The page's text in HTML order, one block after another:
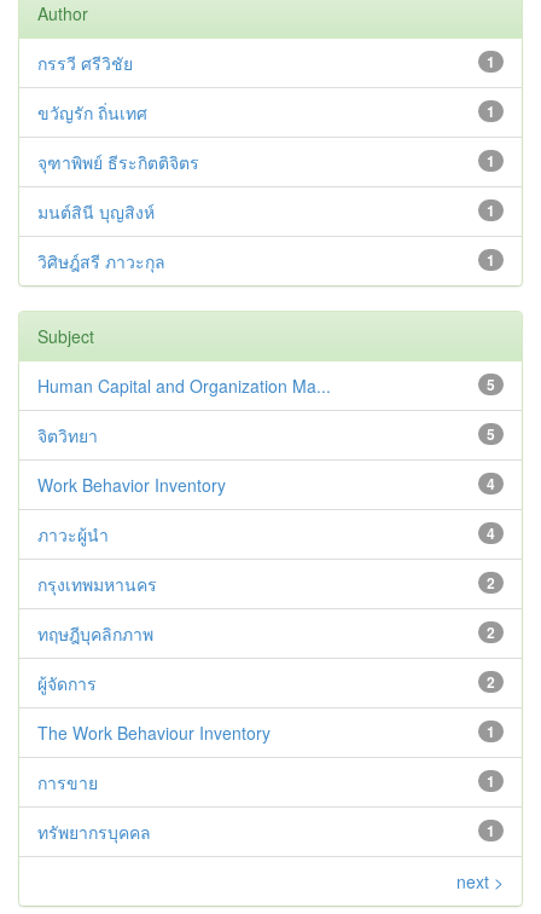
Author
1
กรรวี ศรีวิชัย
1
ขวัญรัก ถิ่นเทศ
1
จุฑาพิพย์ ธีระกิตติจิตร
1
มนต์สินี บุญสิงห์
1
วิศิษฎ์สรี ภาวะกุล
Subject
5
Human Capital and Organization Ma...
5
จิตวิทยา
4
Work Behavior Inventory
4
ภาวะผู้นำ
2
กรุงเทพมหานคร
2
ทฤษฎีบุคลิกภาพ
2
ผู้จัดการ
1
The Work Behaviour Inventory
1
การขาย
1
ทรัพยากรบุคคล
next >